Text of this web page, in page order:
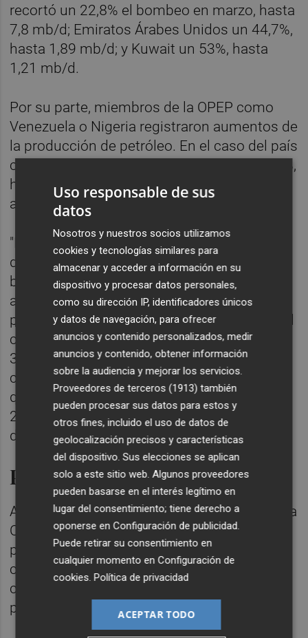
recortó un 22,8% el bombeo en marzo, hasta
7,8 mb/d; Emiratos Árabes Unidos un 44,7%,
hasta 1,89 mb/d; y Kuwait un 53%, hasta
1,21 mb/d.
Por su parte, miembros de la OPEP como
Venezuela o Nigeria registraron aumentos de
la producción de petróleo. En el caso del país
caribeño, la oferta de crudo se elevó un 8,7%,
hasta 0,98 mb/d, mientras que la del país
africano lo hizo un 1,4%, hasta 1,46 mb/d.
"En marzo, el valor de la cesta de referencia
de la OPEP aumentó en 48,46 dólares por
barril con respecto al mes anterior,
alcanzando un promedio de 116,36 dólares
por barril", destaca la OPEP, señalando que el
contrato a plazo del Brent aumentó en
30,23/barril con respecto al mes de febrero,
con un promedio de 99,60 dólares, mientras
que el contrato a plazo del WTI aumentó en
26,48 dólares, hasta un promedio de 91
dólares/barril.
Previsiones de demanda
A pesar de la situación en Oriente Próximo, la
OPEP espera que la demanda mundial de
petróleo crezca en 1,4 mb/d en 2026 en
comparación con el año anterior, sin
cambios respecto a la evaluación del mes
pasado.
Uso responsable de sus
datos
Nosotros y nuestros socios utilizamos
cookies y tecnologías similares para
almacenar y acceder a información en su
dispositivo y procesar datos personales,
como su dirección IP, identificadores únicos
y datos de navegación, para ofrecer
anuncios y contenido personalizados, medir
anuncios y contenido, obtener información
sobre la audiencia y mejorar los servicios.
Proveedores de terceros (1913) también
pueden procesar sus datos para estos y
otros fines, incluido el uso de datos de
geolocalización precisos y características
del dispositivo. Sus elecciones se aplican
solo a este sitio web. Algunos proveedores
pueden basarse en el interés legítimo en
lugar del consentimiento; tiene derecho a
oponerse enConfiguración de publicidad
Puede retirar su consentimiento en
cualquier momento enConfiguración de
cookies .Política de privacidad
ACEPTAR TODO